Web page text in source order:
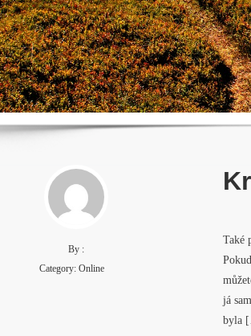
Také
já
byla
By :
Category:Online